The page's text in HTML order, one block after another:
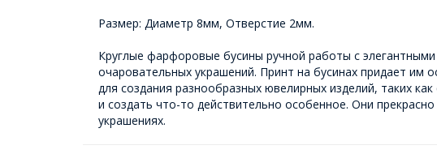
Размер: Диаметр 8мм, Отверстие 2мм.
Круглые фарфоровые бусины ручной работы с
очаровательных украшений. Принт на бусинах придает
для создания разнообразных ювелирных изделий, таких
и создать что-то действительно особенное. Они
украшениях.